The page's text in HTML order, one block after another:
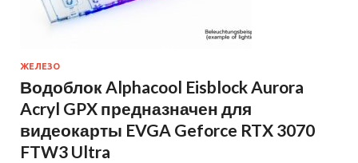
ЖЕЛЕЗО
Водоблок Alphacool Eisblock Aurora
Acryl GPX предназначен для
видеокарты EVGA Geforce RTX 3070
FTW3 Ultra